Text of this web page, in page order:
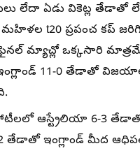
లేదా ఏడు వికెట్ల తేడాతో
t20 ప్రపంచ కప్
ఫైనల్ మ్యాచ్లో ఒక్కసారి
11-0 తేడాతో
ఆస్ట్రేలియా 6-3 తేడాతో
తేడాతో ఇంగ్లాండ్ మీద